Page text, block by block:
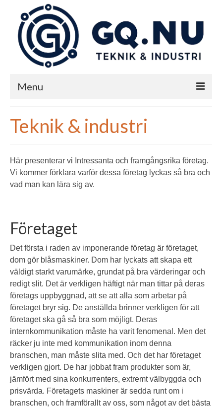
Menu
Teknik & industri
Kontakta oss på GQ
Teknik & industri
Här presenterar vi Intressanta och framgångsrika företag.
Vi kommer förklara varför dessa företag lyckas så bra och
vad man kan lära sig av.
Företaget
Det första i raden av imponerande företag är företaget,
dom gör blåsmaskiner. Dom har lyckats att skapa ett
väldigt starkt varumärke, grundat på bra värderingar och
redigt slit. Det är verkligen häftigt när man tittar på deras
företags uppbyggnad, att se att alla som arbetar på
företaget bryr sig. De anställda brinner verkligen för att
företaget ska gå så bra som möjligt. Deras
internkommunikation måste ha varit fenomenal. Men det
räcker ju inte med kommunikation inom denna
branschen, man måste slita med. Och det har företaget
verkligen gjort. De har jobbat fram produkter som är,
jämfört med sina konkurrenters, extremt välbyggda och
prisvärda. Företagets maskiner är sedda runt om i
branschen, och framförallt av oss, som något av det bästa